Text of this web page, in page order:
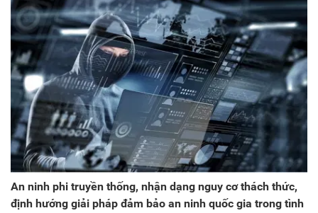
An ninh phi truyền thống, nhận dạng nguy cơ thách thức,
định hướng giải pháp đảm bảo an ninh quốc gia trong tình